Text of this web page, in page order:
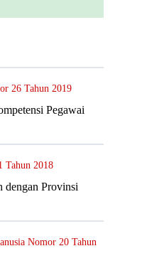
26 Tahun 2019
Pegawai
Tahun 2018
dengan Provinsi
Nomor 20 Tahun